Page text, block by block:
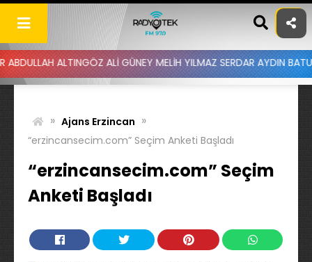
Skip
content
ALİ GÜNEY MELİH YILMAZ SERDAR AYDIN BATUHAN
» Ajans Erzincan »
“erzincansecim.com” Seçim Anketi Başladı
“erzincansecim.com” Seçim
Anketi Başladı